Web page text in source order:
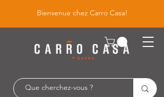
Bienvenue chez Carro Casa!